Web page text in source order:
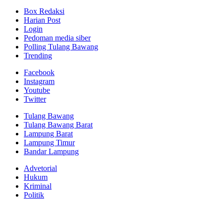
Box Redaksi
Harian Post
Login
Pedoman media siber
Polling Tulang Bawang
Trending
Facebook
Instagram
Youtube
Twitter
Tulang Bawang
Tulang Bawang Barat
Lampung Barat
Lampung Timur
Bandar Lampung
Advetorial
Hukum
Kriminal
Politik